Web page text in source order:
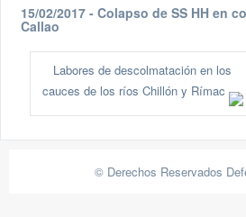
15/02/2017 - Colapso de SS HH en
Callao
Labores de descolmatación en los
cauces de los ríos Chillón y Rímac
© Derechos Reservados